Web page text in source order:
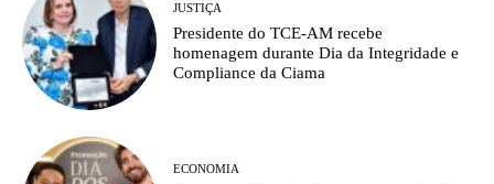
JUSTIÇA
Presidente do TCE-AM recebe
homenagem durante Dia da Integridade e
Compliance da Ciama
ECONOMIA